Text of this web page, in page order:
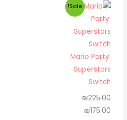
Mario Party:
Superstars
Switch
Sale!
₪225.00
המחיר
המקורי
היה:
₪225.00.
₪175.00
המחיר
הנוכחי
הוא: